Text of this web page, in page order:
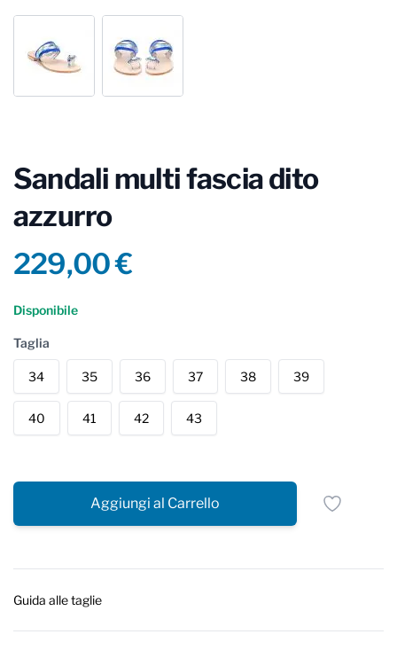
Sandali multi fascia dito
azzurro
Product information
229,00 €
Reviews
Disponibile
Taglia
34 35 36 37 38 39
40 41 42 43
Aggiungi al Carrello
Guida alle taglie